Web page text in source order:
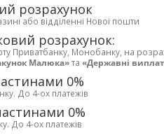
розрахунок
або відділенні Нової пошти
розрахунок:
Приватбанку, Монобанку, на
Малюка»та «Державні
0%
До 4-ох платежів
0%
До 4-ох платежів